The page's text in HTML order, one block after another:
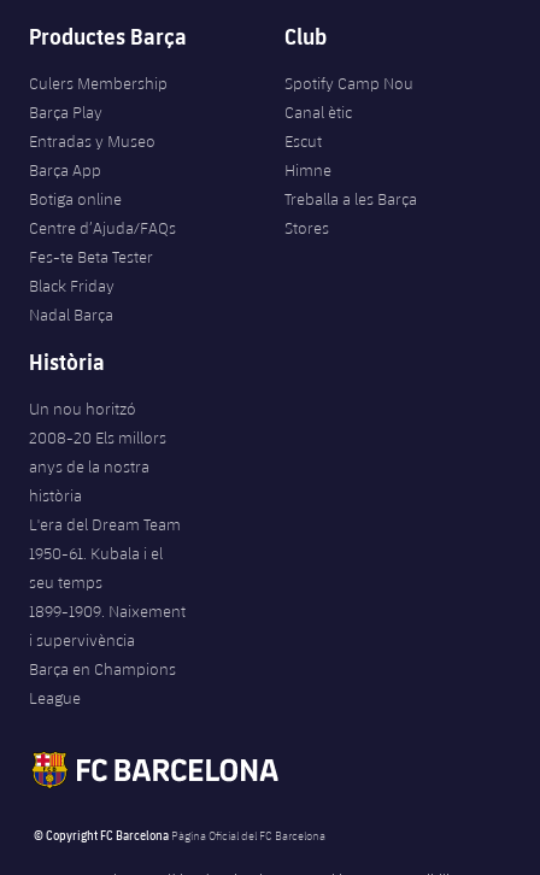
Productes Barça
Culers Membership
Barça Play
Entradas y Museo
Barça App
Botiga online
Centre d’Ajuda/FAQs
Fes-te Beta Tester
Black Friday
Nadal Barça
Club
Spotify Camp Nou
Canal ètic
Escut
Himne
Treballa a les Barça
Stores
Història
Un nou horitzó
2008-20 Els millors
anys de la nostra
història
L'era del Dream Team
1950-61. Kubala i el
seu temps
1899-1909. Naixement
i supervivència
Barça en Champions
League
© Copyright FC Barcelona Pàgina Oficial del FC Barcelona